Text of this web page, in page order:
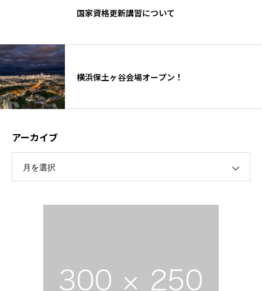
国家資格更新講習について
横浜保土ヶ谷会場オープン！
アーカイブ
月を選択